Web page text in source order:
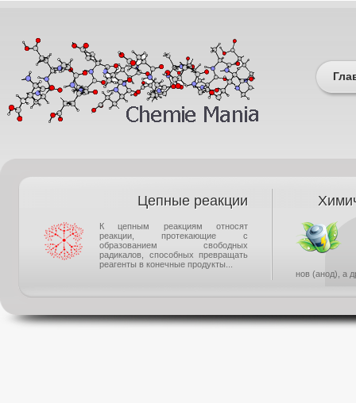
Цепные реакции
К цепным реакциям относят
реакции, протекающие с
образованием свободных
радикалов, способных превращать
реагенты в конечные продукты...
нов (анод), а